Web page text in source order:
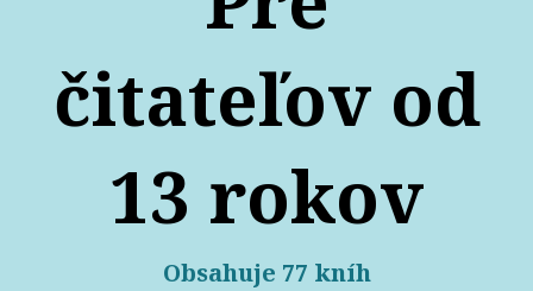
čitateľov od
13 rokov
Obsahuje 77 kníh